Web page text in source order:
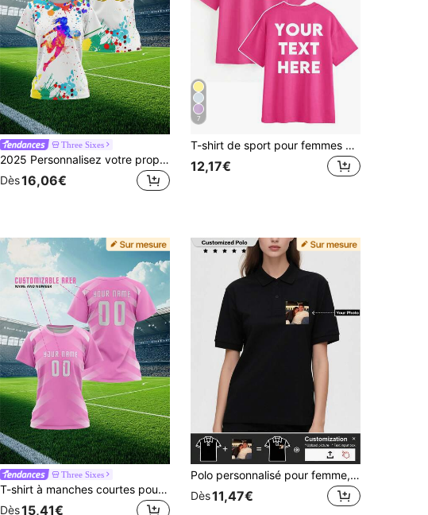
Three Sixes
2025 Personnalisez votre propre maillot, 1 pièce maillot d'entraînement d'équipe/club de sport pour femmes à manches courtes, nom et numéro imprimés sur le devant et le dos, séchage rapide, respirant, convient pour le port décontracté quotidien, les fêtes et les fêtes, confortable et bien ajusté. Été, vêtements de sport
Dès16,06€
7
T-shirt de sport pour femmes personnalisable et personnalisé, texte personnalisé à ajouter sur le devant et le dos, choisissez la couleur et la police, idées de cadeaux de sport
12,17€
Three Sixes
T-shirt à manches courtes pour femmes, Top de sport une pièce, maillot d'entraînement d'équipe de sport avec nom et numéro imprimés, tenue de sport respirante et à séchage rapide pour la salle de sport
Dès15,41€
Polo personnalisé pour femme, options de photos multiples, ajoutez votre photo, t-shirt imprimé design personnalisé, port quotidien, uniforme de travail professionnel, t-shirt d'équipe, noir d'été, sports en famille, tennis core, athleisure
Dès11,47€